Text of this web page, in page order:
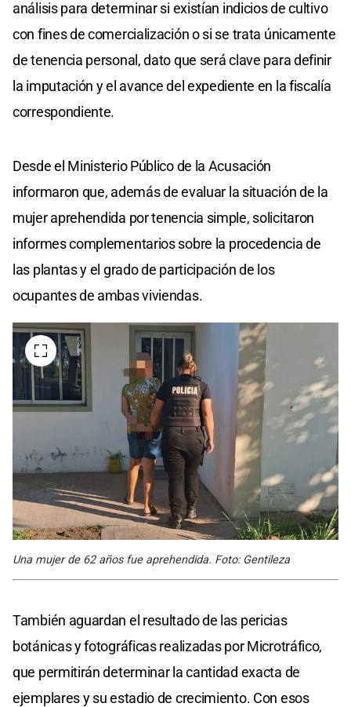
análisis para determinar si existían indicios de cultivo
con fines de comercialización o si se trata únicamente
de tenencia personal, dato que será clave para definir
la imputación y el avance del expediente en la fiscalía
correspondiente.
Desde el Ministerio Público de la Acusación
informaron que, además de evaluar la situación de la
mujer aprehendida por tenencia simple, solicitaron
informes complementarios sobre la procedencia de
las plantas y el grado de participación de los
ocupantes de ambas viviendas.
Una mujer de 62 años fue aprehendida. Foto: Gentileza
También aguardan el resultado de las pericias
botánicas y fotográficas realizadas por Microtráfico,
que permitirán determinar la cantidad exacta de
ejemplares y su estadio de crecimiento. Con esos